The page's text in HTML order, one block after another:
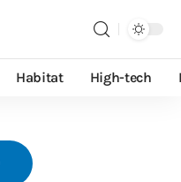
Habitat High-tech